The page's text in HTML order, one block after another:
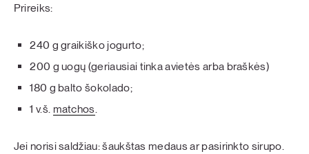
Prireiks:
240 g graikiško jogurto;
200 g uogų (geriausiai tinka avietės arba braškės)
180 g balto šokolado;
1 v.š. matchos
Jei norisi saldžiau: šaukštas medaus ar pasirinkto sirupo.